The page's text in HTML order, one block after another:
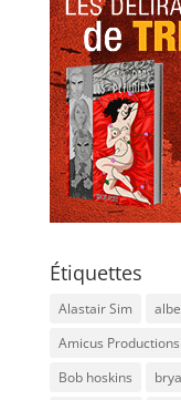
Étiquettes
Alastair Sim
Amicus Productions
Bob hoskins